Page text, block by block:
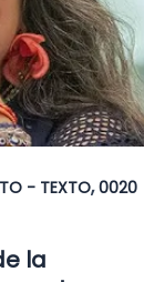
- TEXTO,0020
la